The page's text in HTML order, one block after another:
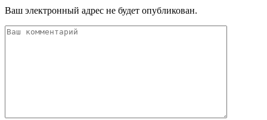
Ваш электронный адрес не будет опубликован.